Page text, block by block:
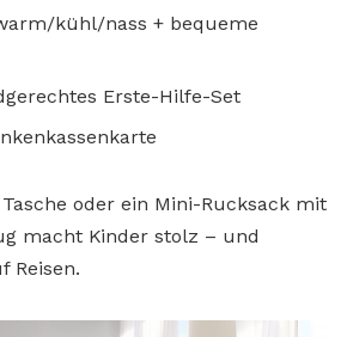
kühl/nass + bequeme
Erste-Hilfe-Set
oder ein Mini-Rucksack mit
macht Kinder stolz – und
Reisen.